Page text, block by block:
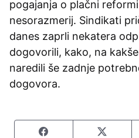
pogajanja o plačni
nesorazmerij. Sindikati
danes zaprli nekatera
dogovorili, kako, na
naredili še zadnje
dogovora.
Share on Facebook